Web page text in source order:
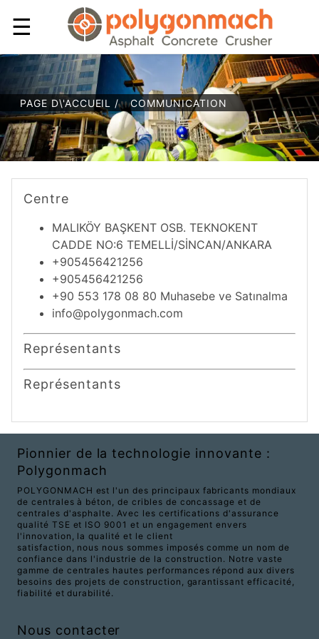
☰
PAGE D\'ACCUEIL / COMMUNICATION
Centre
MALIKÖY BAŞKENT OSB. TEKNOKENT
CADDE NO:6 TEMELLİ/SİNCAN/ANKARA
+905456421256
+905456421256
+90 553 178 08 80 Muhasebe ve Satınalma
info@polygonmach.com
Représentants
Représentants
Pionnier de la technologie innovante :
Polygonmach
POLYGONMACH est l'un des principaux fabricants mondiaux
de centrales à béton, de cribles de concassage et de
centrales d'asphalte. Avec les certifications d'assurance
qualité TSE et ISO 9001 et un engagement envers
l'innovation, la qualité et le client
satisfaction, nous nous sommes imposés comme un nom de
confiance dans l'industrie de la construction. Notre vaste
gamme de centrales hautes performances répond aux divers
besoins des projets de construction, garantissant efficacité,
fiabilité et durabilité.
Nous contacter